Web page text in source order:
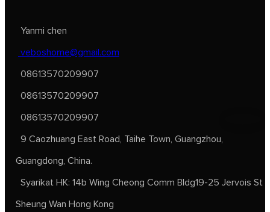
Yanmi chen
veboshome@gmail.com
08613570209907
08613570209907
08613570209907
9 Caozhuang East Road, Taihe Town, Guangzhou,
Guangdong, China.
Syarikat HK: 14b Wing Cheong Comm Bldg19-25 Jervois St
Sheung Wan Hong Kong